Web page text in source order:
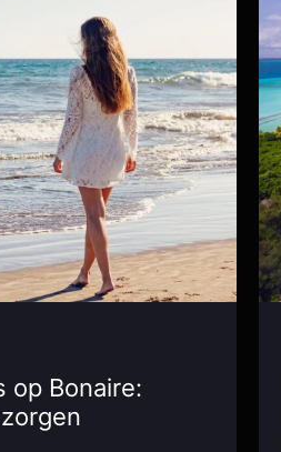
op Bonaire: